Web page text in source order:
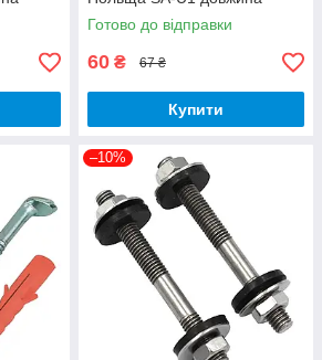
М8 мм
болта 120 мм діаметр М10
мм пара
Готово до відправки
60 ₴ 67 ₴
Купити
–10%